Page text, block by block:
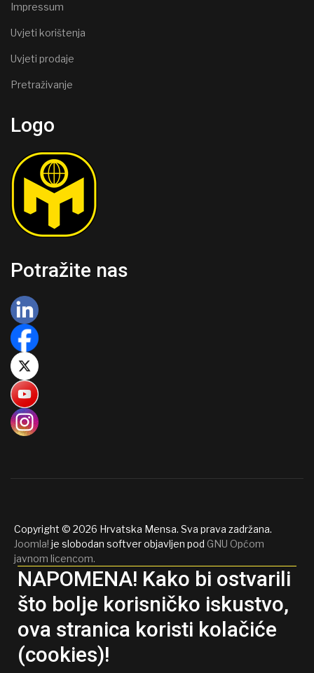
Impressum
Uvjeti korištenja
Uvjeti prodaje
Pretraživanje
Logo
Potražite nas
Copyright © 2026 Hrvatska Mensa. Sva prava zadržana.
Joomla! je slobodan softver objavljen pod GNU Općom
javnom licencom.
NAPOMENA! Kako bi ostvarili
što bolje korisničko iskustvo,
ova stranica koristi kolačiće
(cookies)!